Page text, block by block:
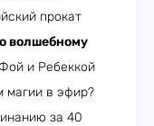
прокат
волшебному
и Ребеккой
магии в эфир?
за 40